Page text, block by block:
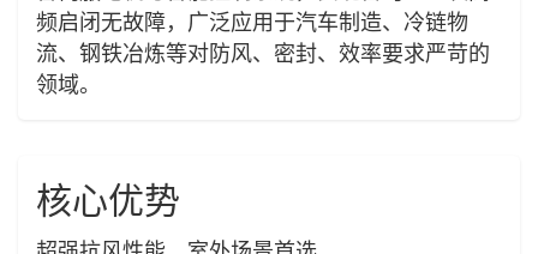
频启闭无故障，广泛应用于汽车制造、冷链物
流、钢铁冶炼等对防风、密封、效率要求严苛的
领域。
核心优势